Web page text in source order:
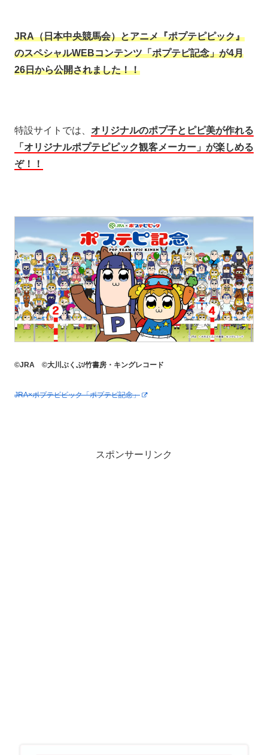
JRA（日本中央競馬会）とアニメ『ポプテピピック』
のスペシャルWEBコンテンツ「ポプテピ記念」が4​月
26日から公開されました！！
特設サイトでは、 オリジナルのポプ子とピピ美が作れる
「オリジナルポプテピピック観客メーカー」が楽しめる
ぞ！！
©JRA ©大川ぶくぶ/竹書房・キングレコード
JRA×ポプテピピック「ポプテピ記念」
スポンサーリンク